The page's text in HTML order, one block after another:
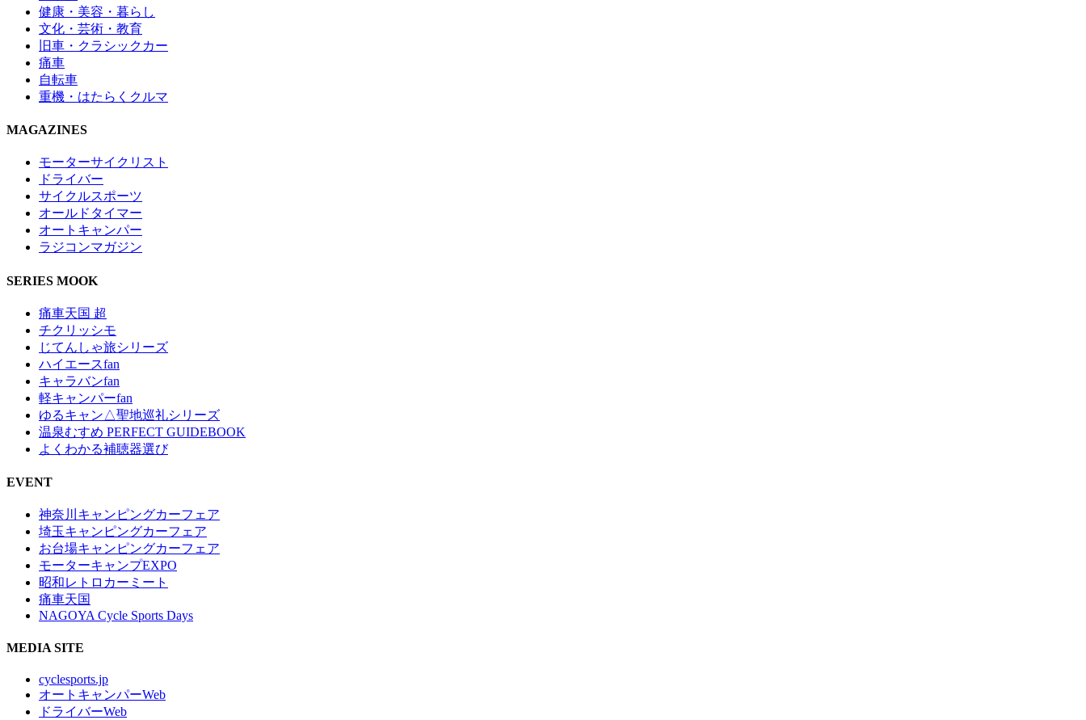
健康・美容・暮らし
文化・芸術・教育
旧車・クラシックカー
痛車
自転車
重機・はたらくクルマ
MAGAZINES
モーターサイクリスト
ドライバー
サイクルスポーツ
オールドタイマー
オートキャンパー
ラジコンマガジン
SERIES MOOK
痛車天国 超
チクリッシモ
じてんしゃ旅シリーズ
ハイエースfan
キャラバンfan
軽キャンパーfan
ゆるキャン△聖地巡礼シリーズ
温泉むすめ PERFECT GUIDEBOOK
よくわかる補聴器選び
EVENT
神奈川キャンピングカーフェア
埼玉キャンピングカーフェア
お台場キャンピングカーフェア
モーターキャンプEXPO
昭和レトロカーミート
痛車天国
NAGOYA Cycle Sports Days
MEDIA SITE
cyclesports.jp
オートキャンパーWeb
ドライバーWeb